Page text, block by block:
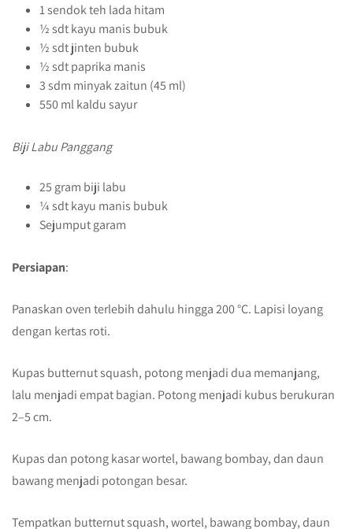
1 sendok teh lada hitam
½ sdt kayu manis bubuk
½ sdt jinten bubuk
½ sdt paprika manis
3 sdm minyak zaitun (45 ml)
550 ml kaldu sayur
Biji Labu Panggang
25 gram biji labu
¼ sdt kayu manis bubuk
Sejumput garam
Persiapan:
Panaskan oven terlebih dahulu hingga 200 °C. Lapisi loyang
dengan kertas roti.
Kupas butternut squash, potong menjadi dua memanjang,
lalu menjadi empat bagian. Potong menjadi kubus berukuran
2–5 cm.
Kupas dan potong kasar wortel, bawang bombay, dan daun
bawang menjadi potongan besar.
Tempatkan butternut squash, wortel, bawang bombay, daun